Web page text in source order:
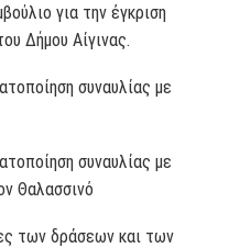
για την έγκριση
Δήμου Αίγινας.
συναυλίας με
συναυλίας με
Θαλασσινό
των δράσεων και των